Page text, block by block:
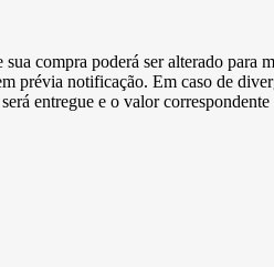
compra poderá ser alterado
prévia notificação. Em caso de
entregue e o valor